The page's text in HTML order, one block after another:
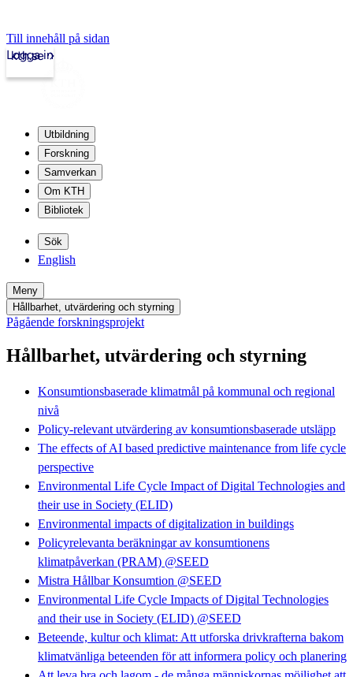
Till innehåll på sidan
kth.se
Logga in
Utbildning
Forskning
Samverkan
Om KTH
Bibliotek
Sök
English
Meny
Hållbarhet, utvärdering och styrning
Pågående forskningsprojekt
Hållbarhet, utvärdering och styrning
Konsumtionsbaserade klimatmål på kommunal och regional
nivå
Policy-relevant utvärdering av konsumtionsbaserade utsläpp
The effects of AI based predictive maintenance from life cycle
perspective
Environmental Life Cycle Impact of Digital Technologies and
their use in Society (ELID)
Environmental impacts of digitalization in buildings
Policyrelevanta beräkningar av konsumtionens
klimatpåverkan (PRAM) @SEED
Mistra Hållbar Konsumtion @SEED
Environmental Life Cycle Impacts of Digital Technologies
and their use in Society (ELID) @SEED
Beteende, kultur och klimat: Att utforska drivkrafterna bakom
klimatvänliga beteenden för att informera policy och planering